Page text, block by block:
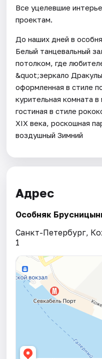
Все уцелевшие
проектам.
До наших дней в
Белый танцевальный
потолком, где
&quot;зеркало
оформленная в стиле
курительная комната
гостиная в стиле
XIX века, роскошная
воздушный Зимний
Адрес
Особняк
Санкт-Петербург,
1